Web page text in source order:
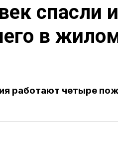
спасли
в
работают четыре